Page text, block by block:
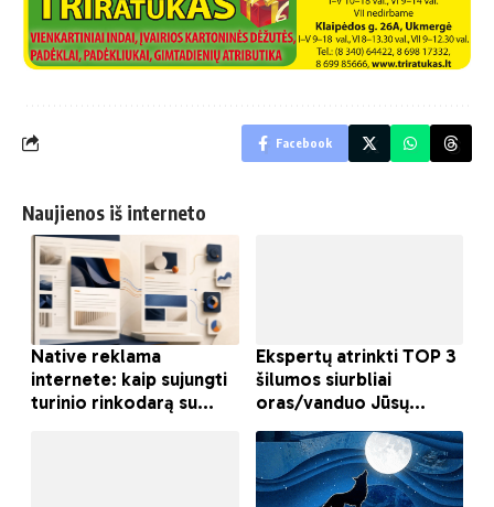
Facebook
Naujienos iš interneto